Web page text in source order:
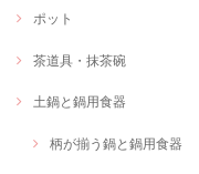
ポット
茶道具・抹茶碗
土鍋と鍋用食器
柄が揃う鍋と鍋用食器